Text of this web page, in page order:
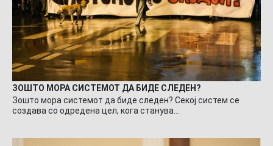
ЗОШТО МОРА СИСТЕМОТ ДА БИДЕ СЛЕДЕН?
Зошто мора системот да биде следен? Секој систем се
создава со одредена цел, кога станува…